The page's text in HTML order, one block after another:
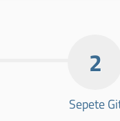
2
Sepete